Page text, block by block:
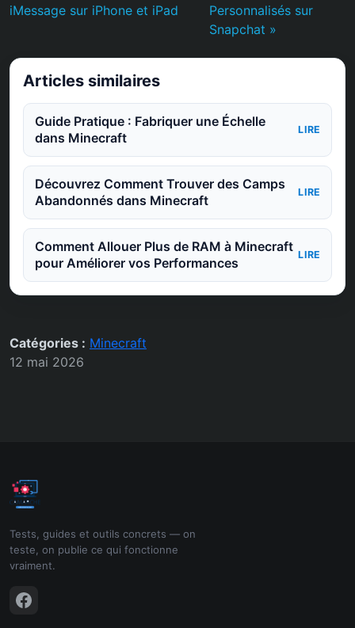
iMessage sur iPhone et iPad
Personnalisés sur
Snapchat »
Articles similaires
Guide Pratique : Fabriquer une Échelle
dans Minecraft
LIRE
Découvrez Comment Trouver des Camps
Abandonnés dans Minecraft
LIRE
Comment Allouer Plus de RAM à Minecraft
pour Améliorer vos Performances
LIRE
Catégories : Minecraft
12 mai 2026
Tests, guides et outils concrets — on
teste, on publie ce qui fonctionne
vraiment.